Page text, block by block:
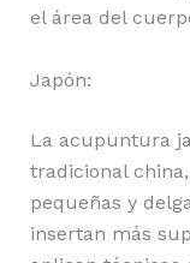
el área del
Japón:
La acupuntura
tradicional
pequeñas y
insertan más